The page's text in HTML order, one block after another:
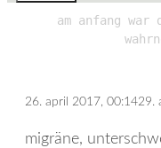
am anfang war
26. april 2017, 00:1429.
migräne,